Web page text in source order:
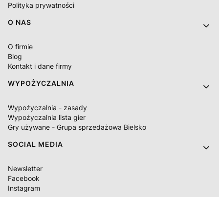
Polityka prywatności
O NAS
O firmie
Blog
Kontakt i dane firmy
WYPOŻYCZALNIA
Wypożyczalnia - zasady
Wypożyczalnia lista gier
Gry używane - Grupa sprzedażowa Bielsko
SOCIAL MEDIA
Newsletter
Facebook
Instagram